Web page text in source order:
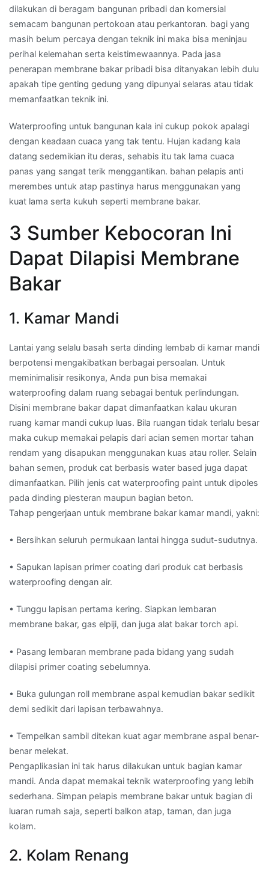
dilakukan di beragam bangunan pribadi dan komersial
semacam bangunan pertokoan atau perkantoran. bagi yang
masih belum percaya dengan teknik ini maka bisa meninjau
perihal kelemahan serta keistimewaannya. Pada jasa
penerapan membrane bakar pribadi bisa ditanyakan lebih dulu
apakah tipe genting gedung yang dipunyai selaras atau tidak
memanfaatkan teknik ini.
Waterproofing untuk bangunan kala ini cukup pokok apalagi
dengan keadaan cuaca yang tak tentu. Hujan kadang kala
datang sedemikian itu deras, sehabis itu tak lama cuaca
panas yang sangat terik menggantikan. bahan pelapis anti
merembes untuk atap pastinya harus menggunakan yang
kuat lama serta kukuh seperti membrane bakar.
3 Sumber Kebocoran Ini
Dapat Dilapisi Membrane
Bakar
1. Kamar Mandi
Lantai yang selalu basah serta dinding lembab di kamar mandi
berpotensi mengakibatkan berbagai persoalan. Untuk
meminimalisir resikonya, Anda pun bisa memakai
waterproofing dalam ruang sebagai bentuk perlindungan.
Disini membrane bakar dapat dimanfaatkan kalau ukuran
ruang kamar mandi cukup luas. Bila ruangan tidak terlalu besar
maka cukup memakai pelapis dari acian semen mortar tahan
rendam yang disapukan menggunakan kuas atau roller. Selain
bahan semen, produk cat berbasis water based juga dapat
dimanfaatkan. Pilih jenis cat waterproofing paint untuk dipoles
pada dinding plesteran maupun bagian beton.
Tahap pengerjaan untuk membrane bakar kamar mandi, yakni:
• Bersihkan seluruh permukaan lantai hingga sudut-sudutnya.
• Sapukan lapisan primer coating dari produk cat berbasis
waterproofing dengan air.
• Tunggu lapisan pertama kering. Siapkan lembaran
membrane bakar, gas elpiji, dan juga alat bakar torch api.
• Pasang lembaran membrane pada bidang yang sudah
dilapisi primer coating sebelumnya.
• Buka gulungan roll membrane aspal kemudian bakar sedikit
demi sedikit dari lapisan terbawahnya.
• Tempelkan sambil ditekan kuat agar membrane aspal benar-
benar melekat.
Pengaplikasian ini tak harus dilakukan untuk bagian kamar
mandi. Anda dapat memakai teknik waterproofing yang lebih
sederhana. Simpan pelapis membrane bakar untuk bagian di
luaran rumah saja, seperti balkon atap, taman, dan juga
kolam.
2. Kolam Renang